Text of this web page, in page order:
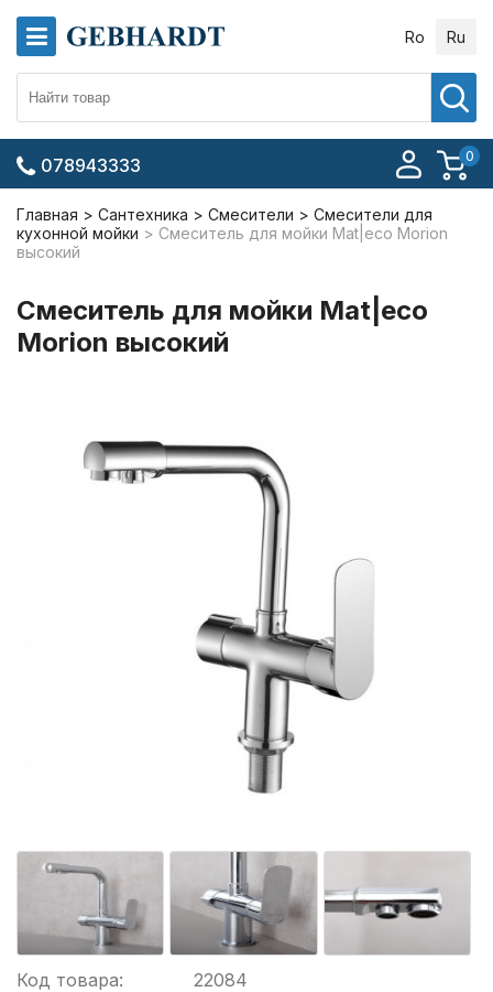
Ro Ru
0
078943333
Главная Сантехника Смесители
Смесители для
кухонной мойки
Смеситель для мойки Mat|eco Morion
высокий
Смеситель для мойки Mat|eco
Morion высокий
Код товара:
22084